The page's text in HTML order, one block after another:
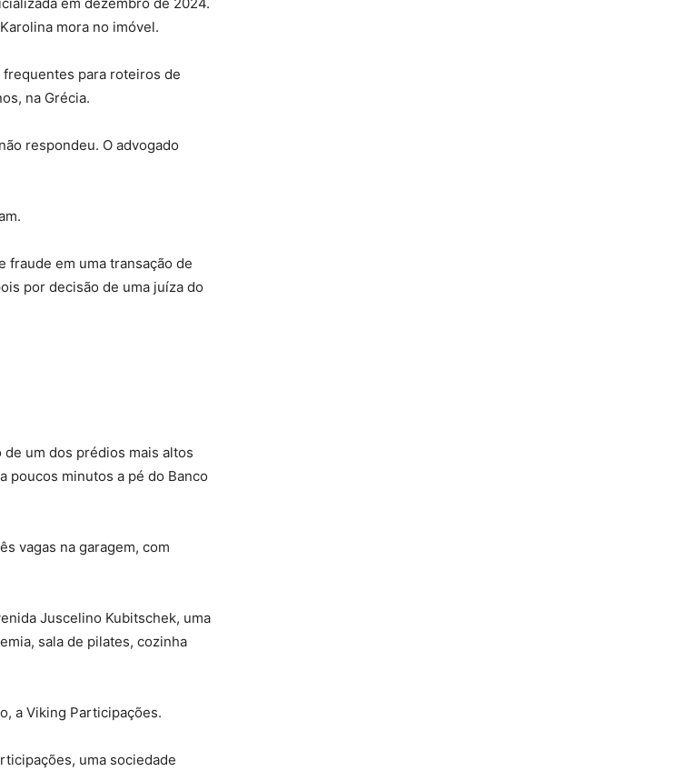
em dezembro de 2024.
mora no imóvel.
para roteiros de
na Grécia.
respondeu. O advogado
em uma transação de
por decisão de uma juíza do
um dos prédios mais altos
poucos minutos a pé do Banco
vagas na garagem, com
Juscelino Kubitschek, uma
sala de pilates, cozinha
a Viking Participações.
uma sociedade